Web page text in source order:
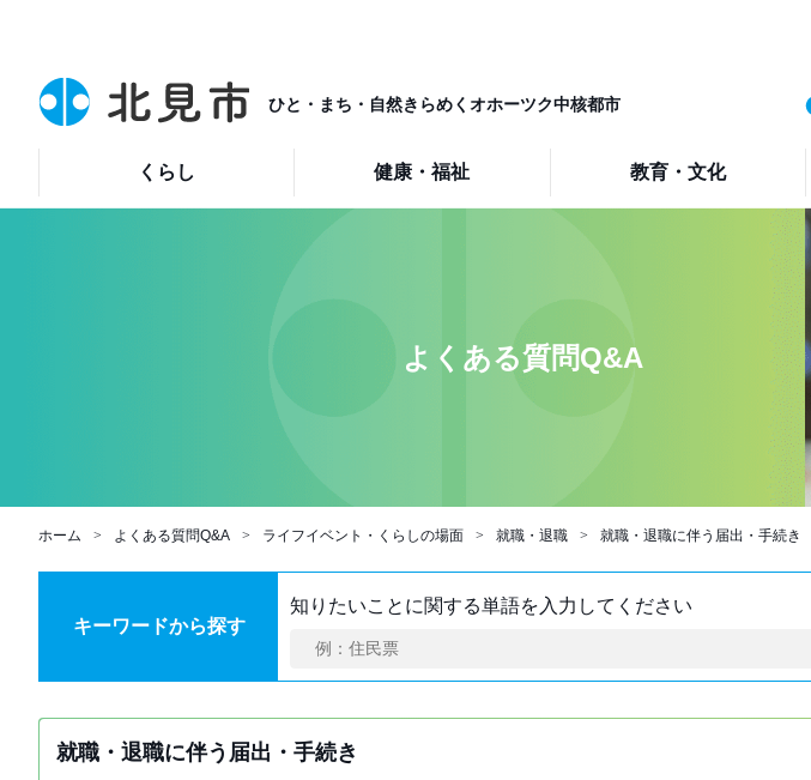
ひと・まち・自然きらめくオホーツク中核都市
くらし 健康・福祉 教育・文化
よくある質問Q&A
ホーム よくある質問Q&A ライフイベント・くらしの場面 就職・退職 就職・退職に伴う届出・手続き
キーワードから探す
知りたいことに関する単語を入力してください
就職・退職に伴う届出・手続き